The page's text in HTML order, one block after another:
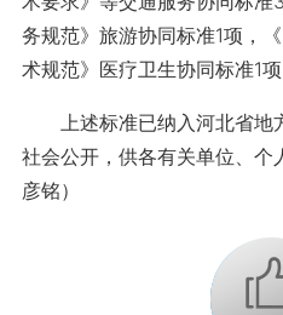
务规范》旅游协同标准1项，
术规范》医疗卫生协同标准1项
上述标准已纳入河北省地
社会公开，供各有关单位、个
彦铭）